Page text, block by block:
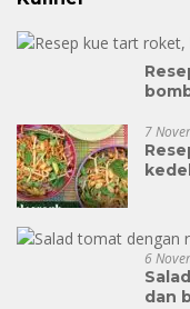
7
6
dan